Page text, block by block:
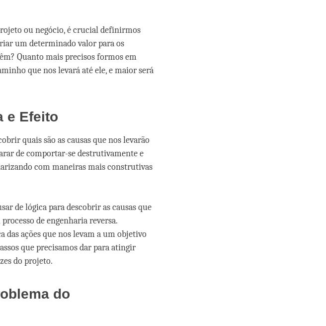
ou negócio, é crucial definirmos
um determinado valor para os
Quanto mais precisos formos em
que nos levará até ele, e maior será
e Efeito
quais são as causas que nos levarão
de comportar-se destrutivamente e
com maneiras mais construtivas
de lógica para descobrir as causas que
de engenharia reversa.
das ações que nos levam a um objetivo
que precisamos dar para atingir
do projeto.
do